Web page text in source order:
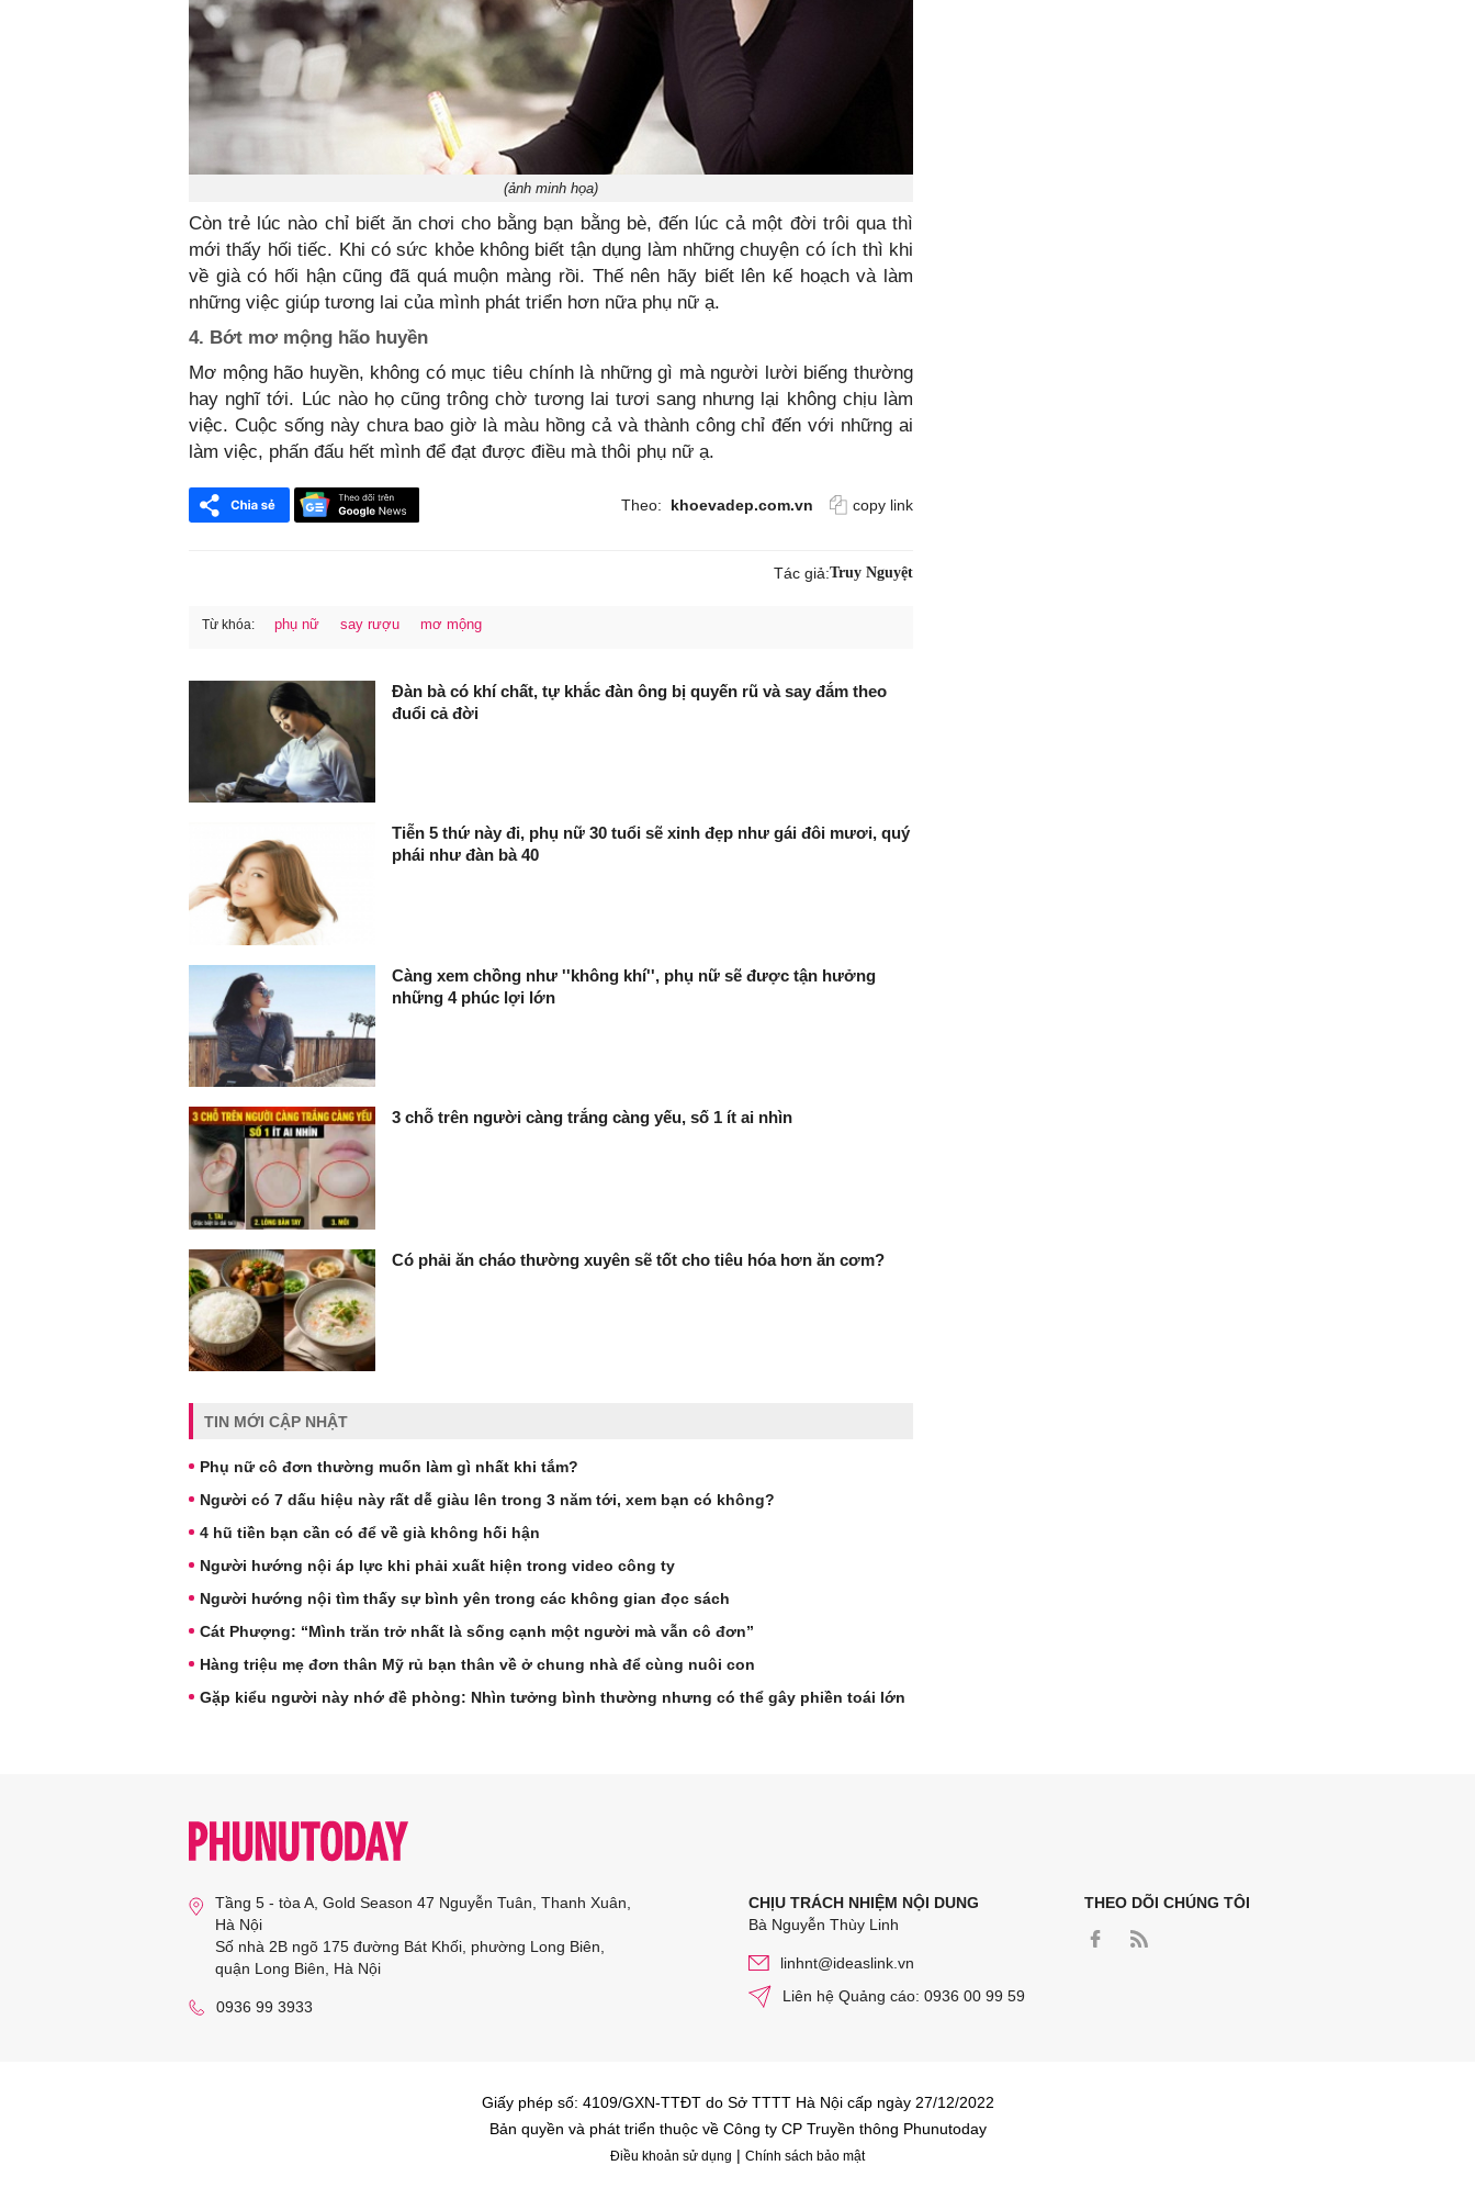
(ảnh minh họa)
Còn trẻ lúc nào chỉ biết ăn chơi cho bằng bạn bằng bè, đến lúc cả một đời trôi qua thì
mới thấy hối tiếc. Khi có sức khỏe không biết tận dụng làm những chuyện có ích thì khi
về già có hối hận cũng đã quá muộn màng rồi. Thế nên hãy biết lên kế hoạch và làm
những việc giúp tương lai của mình phát triển hơn nữa phụ nữ ạ.
4. Bớt mơ mộng hão huyền
Mơ mộng hão huyền, không có mục tiêu chính là những gì mà người lười biếng thường
hay nghĩ tới. Lúc nào họ cũng trông chờ tương lai tươi sang nhưng lại không chịu làm
việc. Cuộc sống này chưa bao giờ là màu hồng cả và thành công chỉ đến với những ai
làm việc, phấn đấu hết mình để đạt được điều mà thôi phụ nữ ạ.
Theo: khoevadep.com.vn copy link
Tác giả:Truy Nguyệt
Từ khóa: phụ nữ say rượu mơ mộng
Đàn bà có khí chất, tự khắc đàn ông bị quyến rũ và say đắm theo
đuổi cả đời
Tiễn 5 thứ này đi, phụ nữ 30 tuổi sẽ xinh đẹp như gái đôi mươi, quý
phái như đàn bà 40
Càng xem chồng như ''không khí'', phụ nữ sẽ được tận hưởng
những 4 phúc lợi lớn
3 chỗ trên người càng trắng càng yếu, số 1 ít ai nhìn
Có phải ăn cháo thường xuyên sẽ tốt cho tiêu hóa hơn ăn cơm?
TIN MỚI CẬP NHẬT
Phụ nữ cô đơn thường muốn làm gì nhất khi tắm?
Người có 7 dấu hiệu này rất dễ giàu lên trong 3 năm tới, xem bạn có không?
4 hũ tiền bạn cần có để về già không hối hận
Người hướng nội áp lực khi phải xuất hiện trong video công ty
Người hướng nội tìm thấy sự bình yên trong các không gian đọc sách
Cát Phượng: “Mình trăn trở nhất là sống cạnh một người mà vẫn cô đơn”
Hàng triệu mẹ đơn thân Mỹ rủ bạn thân về ở chung nhà để cùng nuôi con
Gặp kiểu người này nhớ đề phòng: Nhìn tưởng bình thường nhưng có thể gây phiền toái lớn
Tầng 5 - tòa A, Gold Season 47 Nguyễn Tuân, Thanh Xuân,
Hà Nội
Số nhà 2B ngõ 175 đường Bát Khối, phường Long Biên,
quận Long Biên, Hà Nội
0936 99 3933
CHỊU TRÁCH NHIỆM NỘI DUNG
Bà Nguyễn Thùy Linh
linhnt@ideaslink.vn
Liên hệ Quảng cáo: 0936 00 99 59
THEO DÕI CHÚNG TÔI
Giấy phép số: 4109/GXN-TTĐT do Sở TTTT Hà Nội cấp ngày 27/12/2022
Bản quyền và phát triển thuộc về Công ty CP Truyền thông Phunutoday
Điều khoản sử dụng | Chính sách bảo mật